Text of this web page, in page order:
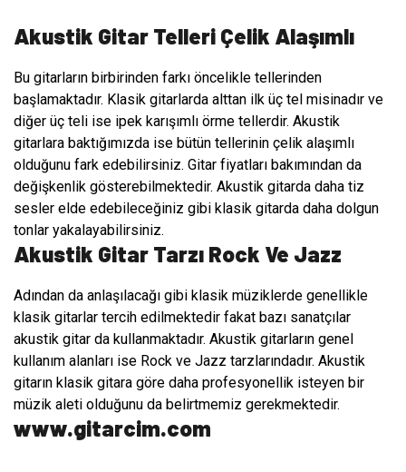
Akustik Gitar Telleri Çelik Alaşımlı
Bu gitarların birbirinden farkı öncelikle tellerinden
başlamaktadır. Klasik gitarlarda alttan ilk üç tel misinadır ve
diğer üç teli ise ipek karışımlı örme tellerdir. Akustik
gitarlara baktığımızda ise bütün tellerinin çelik alaşımlı
olduğunu fark edebilirsiniz. Gitar fiyatları bakımından da
değişkenlik gösterebilmektedir. Akustik gitarda daha tiz
sesler elde edebileceğiniz gibi klasik gitarda daha dolgun
tonlar yakalayabilirsiniz.
Akustik Gitar Tarzı Rock Ve Jazz
Adından da anlaşılacağı gibi klasik müziklerde genellikle
klasik gitarlar tercih edilmektedir fakat bazı sanatçılar
akustik gitar da kullanmaktadır. Akustik gitarların genel
kullanım alanları ise Rock ve Jazz tarzlarındadır. Akustik
gitarın klasik gitara göre daha profesyonellik isteyen bir
müzik aleti olduğunu da belirtmemiz gerekmektedir.
www.gitarcim.com